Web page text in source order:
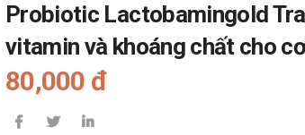
Probiotic Lactobamingold
vitamin và khoáng chất cho
80,000 đ